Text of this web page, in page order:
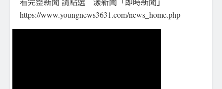
https://www.youngnews3631.com/news_home.php⁠